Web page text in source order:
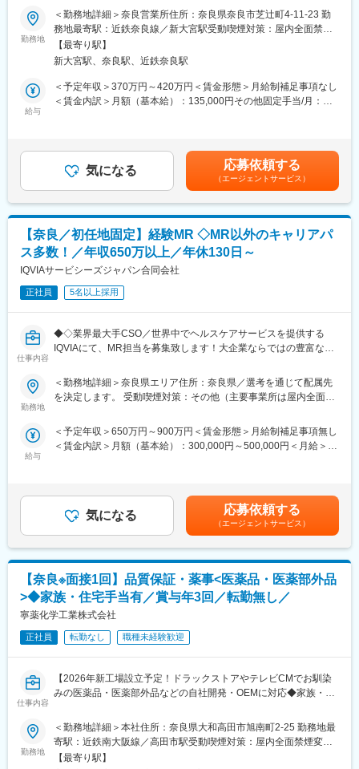
入社後、最低半年かけて現施設長と共に一日の流れや運営につい
て学びつつ、介護研修や資格取得などを行っていただきます。
エリアマネージャーや先輩施設長についてOJTという形で仕事を
覚えてもらいます。より大きく成長してもらうために、介護スキ
ル向上のための「ケアマイスター制度」やマネジメント研修など
も行っております。
■スーパー・コートについて：
「スーパー・コートがあるから老後が安心だ」と思って頂く事を
話を致します。求める人物像は「自律型感動人間」。お客様と働
く仲間に感謝と感動の気持ちを持って接し、自身で考える事で人
間的成長を求め続けます。
施設は駅の近くにあり、ご家族が訪れやすい立地条件なので非常
に喜ばれています。また、グループのスーパーホテルより直送さ
れる天然温泉に入浴していただけるのも大きな魅力の一つです。
各施設にはスタッフ30～50名が勤務しています。
変更の範囲：会社の定める業務
■業務内容：
業界トップシェアを誇る眼科ディーラーである同社にて、眼科医
療機器の販売・メンテナンスを中心に、クリニックの新規開業ま
で眼科専門商社としてトータル的なサポートをご担当いただきま
す。
・営業手法：ルート営業
・担当数：15社～20社程度
・営業先：病院（大学病院・総合病院・開業医など）
・担当エリア：奈良県内
■入社後の流れ：
取引先の困りごとをアシストするために必要な知識・情報を習得
していただきます。
・その他、社会人としての基本的なビジネスマナーを学んだり、
上司の営業に同行（OJT）して現場の知見や経験を得たりと、自
が整っています。
実績や成果を正当に評価される環境でキャリアアップが可能で
す。30代での所長登用実績も多数あります。
■入社実績：
直近中途でご入社された方に関して「ドラッグストアでの店舗ス
す。充実した研修制度で未経験からでも活躍できる環境が整って
おります。
∟所長、営業メンバー２名(20代男性)、事務２名
社です。
・社内プレゼン大会、運動会などの社内イベントや自己啓発を目
的とした読書習慣化への取り組みを通じて、自発的、多面的に成
長できる機会が数多くあります。
・各個人にipad・携帯電話・ パソコンが貸与され、クラウド型ビ
ジネスアプリケーション(Salesforce)を活用し、個人では無くチー
ムとして皆でサポートしあえる充実した環境で仕事に取り組めま
す。
変更の範囲：会社の定める業務
勤務地
＜勤務地詳細＞奈良営業所住所：奈良県奈良市芝辻町4-11-23 勤
務地最寄駅：近鉄奈良線／新大宮駅受動喫煙対策：屋内全面禁煙
変更の範囲：会社の定める事業所
【最寄り駅】
新大宮駅、奈良駅、近鉄奈良駅
給与
＜予定年収＞370万円～420万円＜賃金形態＞月給制補足事項なし
＜賃金内訳＞月額（基本給）：135,000円その他固定手当/月：
無＞有＜残業手当＞有＜給与補足＞※上記下限年収より精勤手当、
営業日当が規定により別途支給※家族手当、住宅手当は条件を満た
した場合に別途支給※年収上限は家族手当と住宅手当を含んだ最大
額となります■昇給：年1回（4月）■賞与：年2回（7月、12月）■
インセンティブ：あり賃金はあくまでも目安の金額であり、選考
を通じて上下する可能性があります。月給(月額)は固定手当を含め
た表記です。
気になる 応募依頼する
（エージェントサービス）
【奈良／初任地固定】経験MR ◇MR以外のキャリアパ
ス多数！／年収650万以上／年休130日～
IQVIAサービシーズジャパン合同会社
正社員 5名以上採用
仕事内容
◆◇業界最大手CSO／世界中でヘルスケアサービスを提供する
IQVIAにて、MR担当を募集致します！大企業ならではの豊富なキ
【具体的な業務詳細】
国内トップクラスのプロジェクト受託実績を誇る当社の一員とし
いただきます。
・担当エリアの訪問医療施設のターゲティング、担当医療施設へ
・医療従事者向けの説明会の企画・実施、医師同士のコミュニケ
ーション推進のための研究会・勉強会の立ち上げ、講演会の企
画・運営 等
※勤務地については、選考内で希望を伺ったうえで決定します。
＼IQVIAでMRとして働く魅力／
（１）充実の待遇：同業他社の中でも平均給与の高さや非課税の
日当の支給の他、退職金や団体保険制度、単身赴任手当や月1回の
帰省交通費の支給など福利厚生が充実しており、長期就業される
社員が多いのも特徴です。
公募制度も充実しておりますので、IQVIAが展開している他の事業
部への異動も可能です。
事担当者などの管理部門など
（３）手厚い研修体制でスキルアップができます：製品研修、ス
キル研修、学術研修と、国内最大手だからこそ仕事に必要な知識
やスキルをしっかりと身に付けられる研修制度があります。MRと
勤務地
＜勤務地詳細＞奈良県エリア住所：奈良県／選考を通じて配属先
を決定します。 受動喫煙対策：その他（主要事業所は屋内全面禁
給与
＜予定年収＞650万円～900万円＜賃金形態＞月給制補足事項無し
＜賃金内訳＞月額（基本給）：300,000円～500,000円＜月給＞
ジェクト稼働手当(35,000円)、外勤日当（1日1,500円／外勤3.5時
間以上）■変動賞与制（6月・12月・3月）※平均実績6ヶ月分■イン
センティブ：3月（対象者）賃金はあくまでも目安の金額であり、
選考を通じて上下する可能性があります。月給(月額)は固定手当を
含めた表記です。
気になる 応募依頼する
（エージェントサービス）
【奈良※面接1回】品質保証・薬事<医薬品・医薬部外品
>◆家族・住宅手当有／賞与年3回／転勤無し／
寧薬化学工業株式会社
正社員 転勤なし 職種未経験歓迎
仕事内容
【2026年新工場設立予定！ドラックストアやテレビCMでお馴染
みの医薬品・医薬部外品などの自社開発・OEMに対応◆家族・住
■採用背景：
業務拡大に伴い、26年度に新工場を設立予定です。そのため今回
は増員募集を行い、組織の体制強化を図ります。
勤務地
＜勤務地詳細＞本社住所：奈良県大和高田市旭南町2-25 勤務地最
寄駅：近鉄南大阪線／高田市駅受動喫煙対策：屋内全面禁煙変更
の範囲：会社の定める事業所
【最寄り駅】